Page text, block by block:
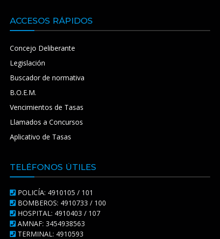
ACCESOS RÁPIDOS
Concejo Deliberante
Legislación
Buscador de normativa
B.O.E.M.
Vencimientos de Tasas
Llamados a Concursos
Aplicativo de Tasas
TELÉFONOS ÚTILES
POLICÍA: 4910105 / 101
BOMBEROS: 4910733 / 100
HOSPITAL: 4910403 / 107
AMNAF: 3454938563
TERMINAL: 4910593